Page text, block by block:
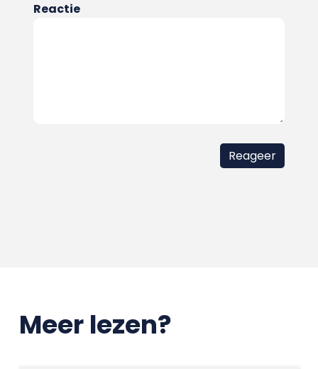
Reactie
Meer lezen?